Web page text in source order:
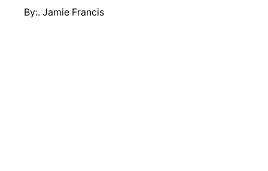
By:. Jamie Francis